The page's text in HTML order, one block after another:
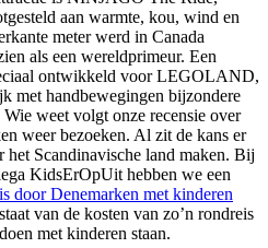
aan warmte, kou, wind en
meter werd in Canada
als een wereldprimeur. Een
ontwikkeld voor LEGOLAND,
met handbewegingen bijzondere
weet volgt onze recensie over
weer bezoeken. Al zit de kans er
het Scandinavische land maken. Bij
KidsErOpUit hebben we een
door Denemarken met kinderen
van de kosten van zo’n rondreis
met kinderen staan.